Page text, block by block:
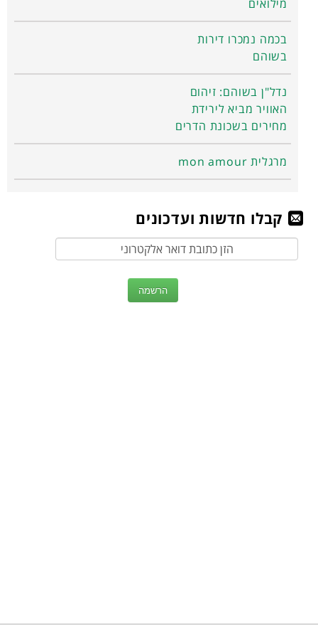
מילואים
בכמה נמכרו דירות
בשוהם
נדל"ן בשוהם: זיהום
האוויר מביא לירידת
מחירים בשכונת הדרים
מרגלית mon amour
קבלו חדשות ועדכונים